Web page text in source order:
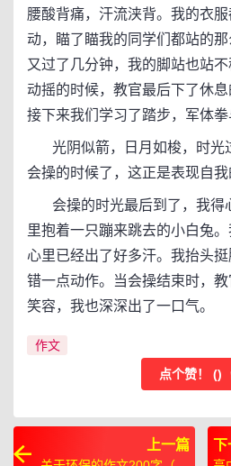
腰酸背痛，汗流浃背。我的衣
动，瞄了瞄我的同学们都站的那
又过了几分钟，我的脚站也站
动摇的时候，教官最后下了休息
接下来我们学习了踏步，军体拳
光阴似箭，日月如梭，时光
会操的时候了，这正是表现自我
会操的时光最后到了，我得
里抱着一只蹦来跳去的小白兔
心里已经出了好多汗。我抬头
错一点动作。当会操结束时，
笑容，我也深深出了一口气。
作文
点个赞！ ()
上一篇 下